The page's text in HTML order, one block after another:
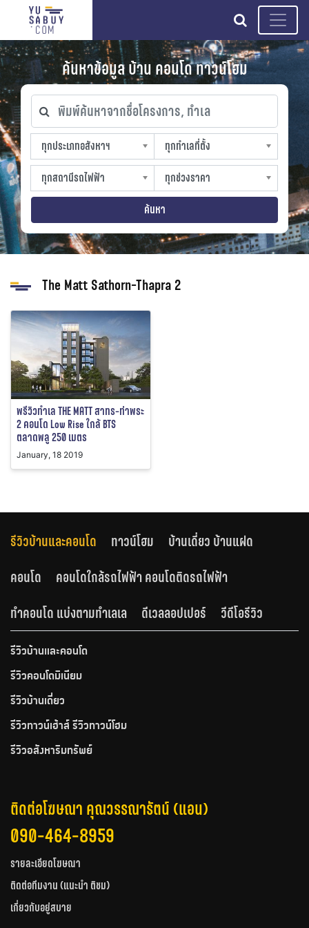
search
ค้นหาข้อมูล บ้าน คอนโด ทาวน์โฮม
พิมพ์ค้นหาจากชื่อโครงการ, ทำเล
ทุกประเภทอสังหาฯ
ทุกประเภทอสังหาฯ
sproperty
ทุกทำเลที่ตั้ง
ทุกทำเลที่ตั้ง
slocation
ทุกสถานีรถไฟฟ้า
ทุกสถานีรถไฟฟ้า
strain-station
ทุกช่วงราคา
ทุกช่วงราคา
sprice
ค้นหา
The Matt Sathorn-Thapra 2
พรีวิวทำเล THE MATT สาทร-ท่าพระ
2 คอนโด Low Rise ใกล้ BTS
ตลาดพลู 250 เมตร
January, 18 2019
รีวิวบ้านและคอนโด ทาวน์โฮม
บ้านเดี่ยว บ้านแฝด
คอนโด
คอนโดใกล้รถไฟฟ้า คอนโดติดรถไฟฟ้า
ทำคอนโด แบ่งตามทำเลเล
ดีเวลลอปเปอร์ วีดีโอรีวิว
รีวิวบ้านและคอนโด
รีวิวคอนโดมิเนียม
รีวิวบ้านเดี่ยว
รีวิวทาวน์เฮ้าส์ รีวิวทาวน์โฮม
รีวิวอสังหาริมทรัพย์
ติดต่อโฆษณา คุณวรรณารัตน์ (แอน)
090-464-8959
รายละเอียดโฆษณา
ติดต่อทีมงาน (แนะนำ ติชม)
เกี่ยวกับอยู่สบาย